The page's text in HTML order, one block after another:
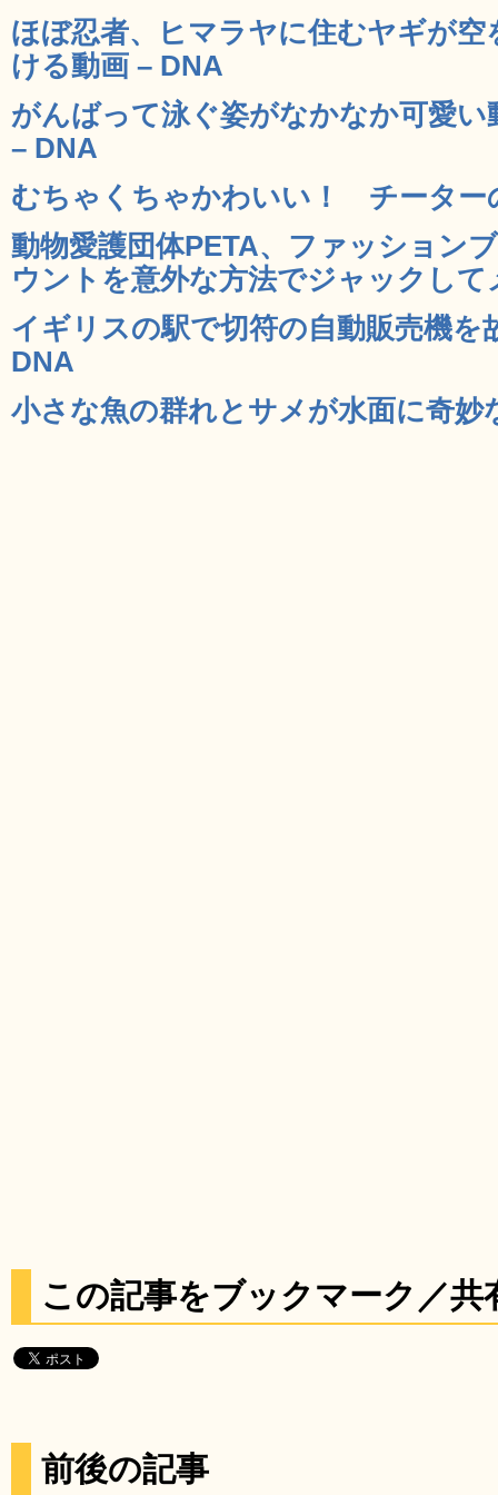
ほぼ忍者、ヒマラヤに住むヤギが
ける動画 – DNA
がんばって泳ぐ姿がなかなか可愛
– DNA
むちゃくちゃかわいい！ チーター
動物愛護団体PETA、ファッション
ウントを意外な方法でジャックし
イギリスの駅で切符の自動販売機を
DNA
小さな魚の群れとサメが水面に奇妙
この記事をブックマーク／共
前後の記事